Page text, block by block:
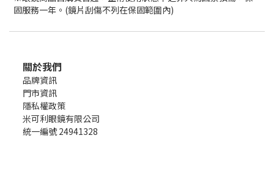
固服務一年。(鏡片刮傷不列在保固範圍內)
關於我們
品牌資訊
門市資訊
隱私權政策
米可利眼鏡有限公司
統一編號 24941328